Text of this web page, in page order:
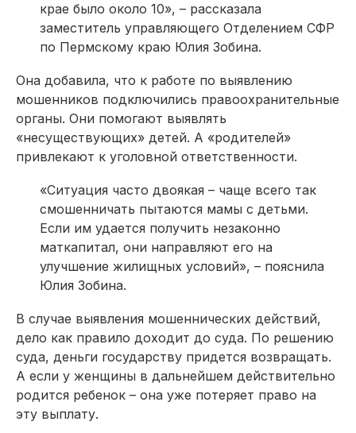
крае было около 10», – рассказала
заместитель управляющего Отделением СФР
по Пермскому краю Юлия Зобина.
Она добавила, что к работе по выявлению
мошенников подключились правоохранительные
органы. Они помогают выявлять
«несуществующих» детей. А «родителей»
привлекают к уголовной ответственности.
«Ситуация часто двоякая – чаще всего так
смошенничать пытаются мамы с детьми.
Если им удается получить незаконно
маткапитал, они направляют его на
улучшение жилищных условий», – пояснила
Юлия Зобина.
В случае выявления мошеннических действий,
дело как правило доходит до суда. По решению
суда, деньги государству придется возвращать.
А если у женщины в дальнейшем действительно
родится ребенок – она уже потеряет право на
эту выплату.